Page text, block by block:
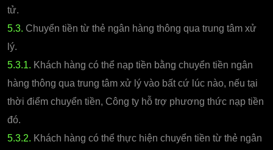
tử.
5.3. Chuyển tiền từ thẻ ngân hàng thông qua trung tâm xử
lý.
5.3.1. Khách hàng có thể nạp tiền bằng chuyển tiền ngân
hàng thông qua trung tâm xử lý vào bất cứ lúc nào, nếu tại
thời điểm chuyển tiền, Công ty hỗ trợ phương thức nạp tiền
đó.
5.3.2. Khách hàng có thể thực hiện chuyển tiền từ thẻ ngân